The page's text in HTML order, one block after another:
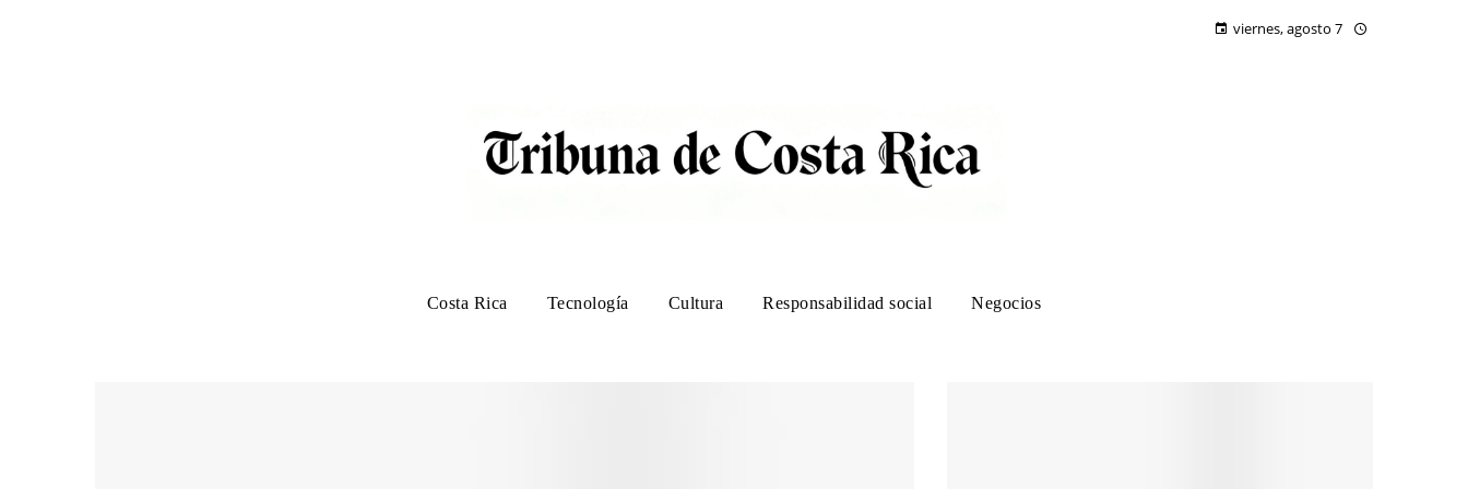
viernes, agosto 7
Costa Rica Tecnología Cultura Responsabilidad social Negocios